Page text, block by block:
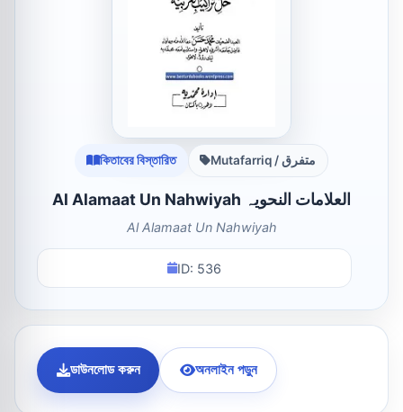
কিতাবের বিস্তারিত Mutafarriq / متفرق
Al Alamaat Un Nahwiyah العلامات النحویہ
Al Alamaat Un Nahwiyah
ID: 536
ডাউনলোড করুন অনলাইন পড়ুন